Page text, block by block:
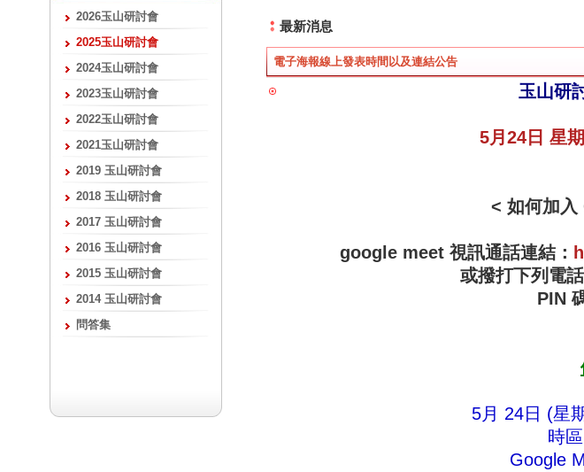
2026玉山研討會
2025玉山研討會
2024玉山研討會
2023玉山研討會
2022玉山研討會
2021玉山研討會
2019 玉山研討會
2018 玉山研討會
2017 玉山研討會
2016 玉山研討會
2015 玉山研討會
2014 玉山研討會
問答集
最新消息
電子海報線上發表時間以及連結公告
玉山研
5月24日 星
< 如何加
google meet 視訊通話連結：
或撥打下列電話
PIN
5月 24日 (星
時
Google